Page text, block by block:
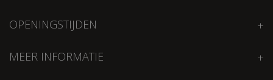
OPENINGSTIJDEN
MEER INFORMATIE